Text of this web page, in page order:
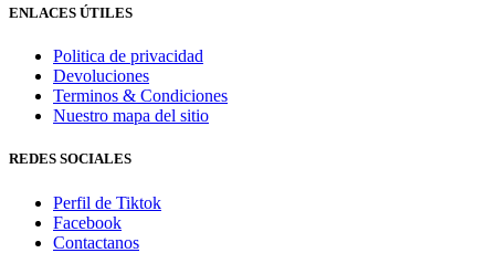
ENLACES ÚTILES
Politica de privacidad
Devoluciones
Terminos & Condiciones
Nuestro mapa del sitio
REDES SOCIALES
Perfil de Tiktok
Facebook
Contactanos